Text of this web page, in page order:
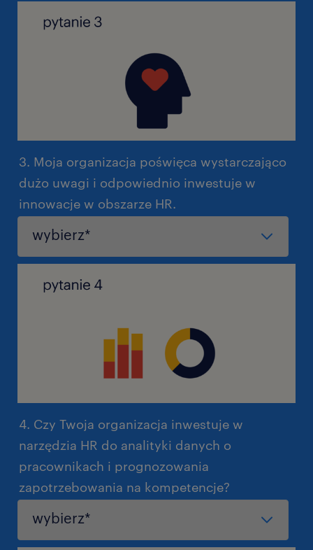
3. Moja organizacja poświęca wystarczająco
dużo uwagi i odpowiednio inwestuje w
innowacje w obszarze HR.
4. Czy Twoja organizacja inwestuje w
narzędzia HR do analityki danych o
pracownikach i prognozowania
zapotrzebowania na kompetencje?